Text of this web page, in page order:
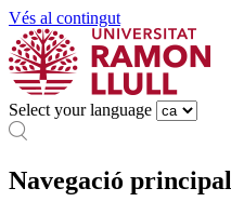
Vés al contingut
Select your language
Navegació principal